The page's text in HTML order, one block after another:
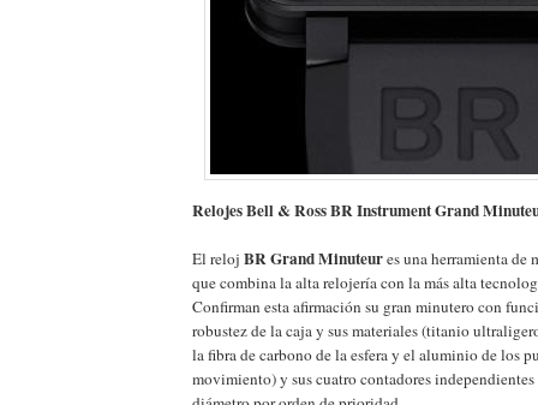
Relojes Bell & Ross BR Instrument Grand
El reloj BR Grand Minuteures una herramienta
que combina la alta relojería con la más alta
Confirman esta afirmación su gran minutero con
robustez de la caja y sus materiales (titanio
la fibra de carbono de la esfera y el aluminio de los
movimiento) y sus cuatro contadores independientes